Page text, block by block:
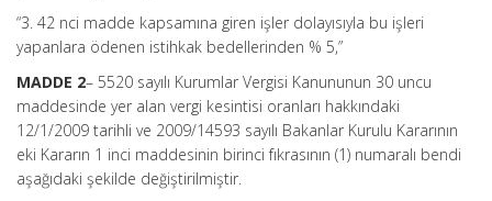
“3. 42 nci madde kapsamına giren işler dolayısıyla bu işleri
yapanlara ödenen istihkak bedellerinden % 5,”
MADDE 2– 5520 sayılı Kurumlar Vergisi Kanununun 30 uncu
maddesinde yer alan vergi kesintisi oranları hakkındaki
12/1/2009 tarihli ve 2009/14593 sayılı Bakanlar Kurulu Kararının
eki Kararın 1 inci maddesinin birinci fıkrasının (1) numaralı bendi
aşağıdaki şekilde değiştirilmiştir.